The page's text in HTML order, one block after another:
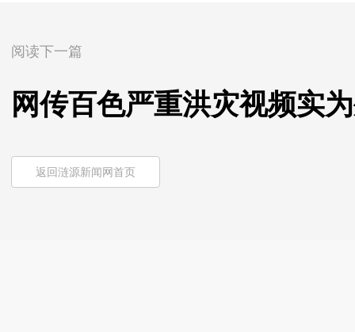
阅读下一篇
网传百色严重洪灾视频实
返回涟源新闻网首页